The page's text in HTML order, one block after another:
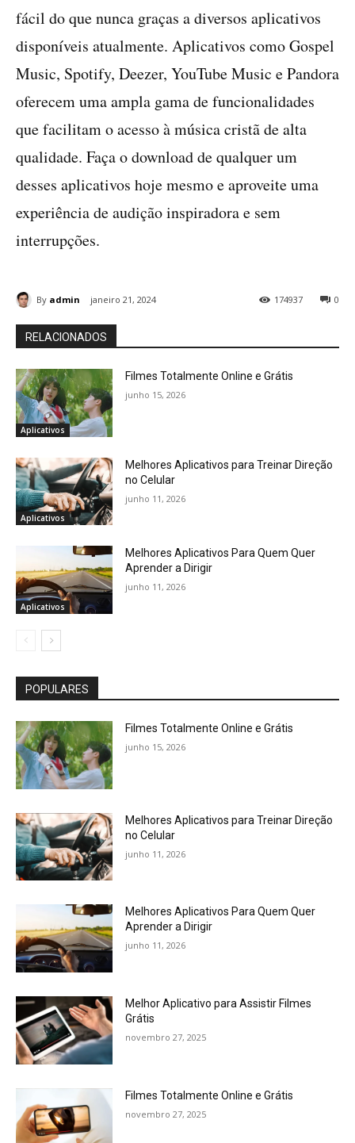
fácil do que nunca graças a diversos aplicativos
disponíveis atualmente. Aplicativos como Gospel
Music, Spotify, Deezer, YouTube Music e Pandora
oferecem uma ampla gama de funcionalidades
que facilitam o acesso à música cristã de alta
qualidade. Faça o download de qualquer um
desses aplicativos hoje mesmo e aproveite uma
experiência de audição inspiradora e sem
interrupções.
0
174937
By admin janeiro 21, 2024
RELACIONADOS
Aplicativos
Filmes Totalmente Online e Grátis
junho 15, 2026
Aplicativos
Melhores Aplicativos para Treinar Direção
no Celular
junho 11, 2026
Aplicativos
Melhores Aplicativos Para Quem Quer
Aprender a Dirigir
junho 11, 2026
POPULARES
Filmes Totalmente Online e Grátis
junho 15, 2026
Melhores Aplicativos para Treinar Direção
no Celular
junho 11, 2026
Melhores Aplicativos Para Quem Quer
Aprender a Dirigir
junho 11, 2026
Melhor Aplicativo para Assistir Filmes
Grátis
novembro 27, 2025
Filmes Totalmente Online e Grátis
novembro 27, 2025